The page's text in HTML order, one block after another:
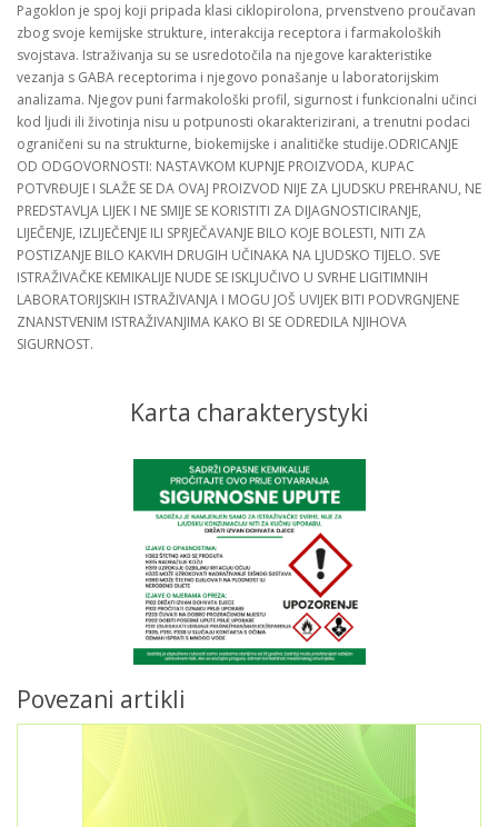
Pagoklon je spoj koji pripada klasi ciklopirolona, ​​prvenstveno proučavan
zbog svoje kemijske strukture, interakcija receptora i farmakoloških
svojstava. Istraživanja su se usredotočila na njegove karakteristike
vezanja s GABA receptorima i njegovo ponašanje u laboratorijskim
analizama. Njegov puni farmakološki profil, sigurnost i funkcionalni učinci
kod ljudi ili životinja nisu u potpunosti okarakterizirani, a trenutni podaci
ograničeni su na strukturne, biokemijske i analitičke studije.ODRICANJE
OD ODGOVORNOSTI: NASTAVKOM KUPNJE PROIZVODA, KUPAC
POTVRĐUJE I SLAŽE SE DA OVAJ PROIZVOD NIJE ZA LJUDSKU PREHRANU, NE
PREDSTAVLJA LIJEK I NE SMIJE SE KORISTITI ZA DIJAGNOSTICIRANJE,
LIJEČENJE, IZLIJEČENJE ILI SPRJEČAVANJE BILO KOJE BOLESTI, NITI ZA
POSTIZANJE BILO KAKVIH DRUGIH UČINAKA NA LJUDSKO TIJELO. SVE
ISTRAŽIVAČKE KEMIKALIJE NUDE SE ISKLJUČIVO U SVRHE LIGITIMNIH
LABORATORIJSKIH ISTRAŽIVANJA I MOGU JOŠ UVIJEK BITI PODVRGNJENE
ZNANSTVENIM ISTRAŽIVANJIMA KAKO BI SE ODREDILA NJIHOVA
SIGURNOST.
Karta charakterystyki
Povezani artikli